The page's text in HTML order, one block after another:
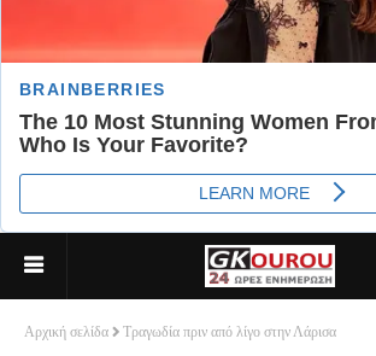
Αρχική σελίδα Τραγωδία πριν από λίγο στην Λάρισα